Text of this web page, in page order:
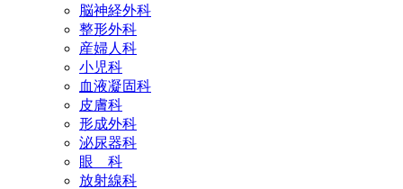
脳神経外科
整形外科
産婦人科
小児科
血液凝固科
皮膚科
形成外科
泌尿器科
眼 科
放射線科